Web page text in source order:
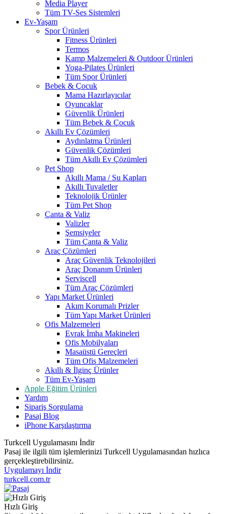
Media Player
Tüm TV-Ses Sistemleri
Ev-Yaşam
Spor Ürünleri
Fitness Ürünleri
Termos
Kamp Malzemeleri & Outdoor Ürünleri
Yoga-Pilates Ürünleri
Tüm Spor Ürünleri
Bebek & Çocuk
Mama Hazırlayıcılar
Oyuncaklar
Güvenlik Ürünleri
Tüm Bebek & Çocuk
Akıllı Ev Çözümleri
Aydınlatma Ürünleri
Güvenlik Çözümleri
Tüm Akıllı Ev Çözümleri
Pet Shop
Akıllı Mama / Su Kapları
Akıllı Tuvaletler
Teknolojik Ürünler
Tüm Pet Shop
Çanta & Valiz
Valizler
Şemsiyeler
Tüm Çanta & Valiz
Araç Çözümleri
Araç Güvenlik Teknolojileri
Araç Donanım Ürünleri
Serviscell
Tüm Araç Çözümleri
Yapı Market Ürünleri
Akım Korumalı Prizler
Tüm Yapı Market Ürünleri
Ofis Malzemeleri
Evrak İmha Makineleri
Ofis Mobilyaları
Masaüstü Gereçleri
Tüm Ofis Malzemeleri
Akıllı & İlginç Ürünler
Tüm Ev-Yaşam
Apple Eğitim Ürünleri
Yardım
Sipariş Sorgulama
Pasaj Blog
iPhone Karşılaştırma
Turkcell Uygulamasını İndir
Pasaj ile ilgili tüm işlemlerinizi Turkcell Uygulamasından hızlıca
gerçekleştirebilirsiniz.
Uygulamayı İndir
turkcell.com.tr
Hızlı Giriş